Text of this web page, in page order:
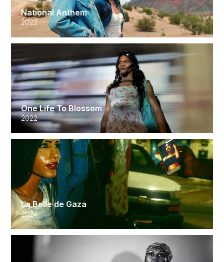
National Anthem
2023
One Life To Blossom
2022
La Belle de Gaza
2024